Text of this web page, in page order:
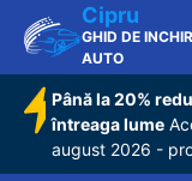
Cipru
GHID DE
AUTO
Până la 20%
întreaga lume
august 2026 -